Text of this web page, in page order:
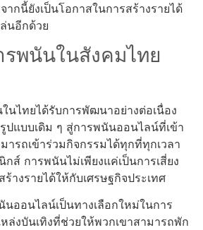
กนี้ยังเป็นโอกาสในการสร้างรายได้
นอีกด้วย
พนันในสังคมไทย
นไทยได้รับการพัฒนาอย่างต่อเนื่อง
ปแบบเดิม ๆ สู่การพนันออนไลน์ที่เข้า
ารถเข้าร่วมกิจกรรมได้ทุกที่ทุกเวลา
ส์ การพนันไม่เพียงแค่เป็นการเสี่ยง
างรายได้ให้กับเศรษฐกิจประเทศ
ออนไลน์เป็นทางเลือกใหม่ในการ
ล่งบันเทิงที่ช่วยให้พวกเขาสามารถพัก